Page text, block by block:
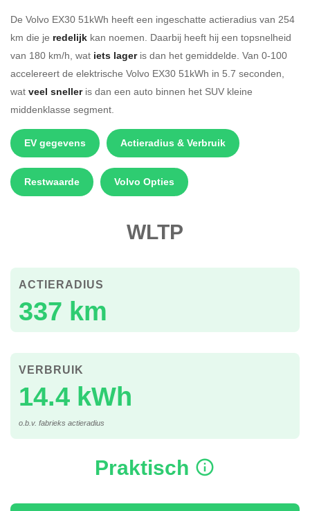
De Volvo EX30 51kWh heeft een ingeschatte actieradius van 254
km die je redelijk kan noemen. Daarbij heeft hij een topsnelheid
van 180 km/h, wat iets lageris dan het gemiddelde. Van 0-100
accelereert de elektrische Volvo EX30 51kWh in 5.7 seconden,
wat veel snelleris dan een auto binnen het SUV kleine
middenklasse segment.
EV gegevens Actieradius & Verbruik
Restwaarde Volvo Opties
WLTP
337 km
ACTIERADIUS
14.4 kWh
VERBRUIK
o.b.v. fabrieks actieradius
Praktisch